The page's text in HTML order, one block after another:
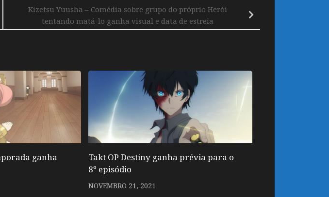
Kizetsu Yuusha – Comédia sobre grupo do próprio Herói
tentando matá-lo ganha visual e data de estreia
ganha
Takt OP Destiny ganha prévia para o
8º episódio
NOVEMBRO 21, 2021